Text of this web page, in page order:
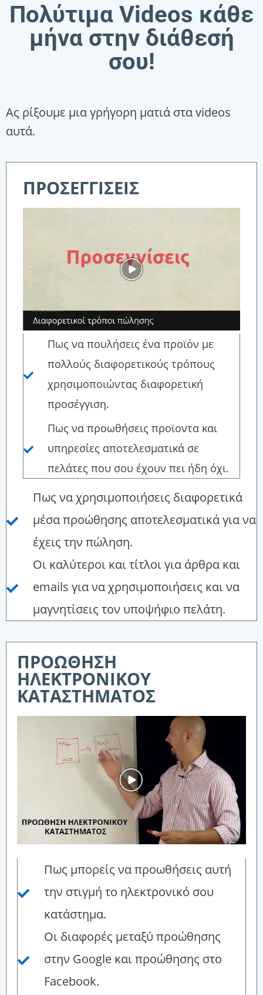
Πολύτιμα Videos κάθε
μήνα στην διάθεσή
σου!
Ας ρίξουμε μια γρήγορη ματιά στα videos
αυτά.
ΠΡΟΣΕΓΓΙΣΕΙΣ
Πως να πουλήσεις ένα προϊόν με
πολλούς διαφορετικούς τρόπους
χρησιμοποιώντας διαφορετική
προσέγγιση.
Πως να προωθήσεις προϊοντα και
υπηρεσίες αποτελεσματικά σε
πελάτες που σου έχουν πει ήδη όχι.
Πως να χρησιμοποιήσεις διαφορετικά
μέσα προώθησης αποτελεσματικά για να
έχεις την πώληση.
Οι καλύτεροι και τίτλοι για άρθρα και
emails για να χρησιμοποιήσεις και να
μαγνητίσεις τον υποψήφιο πελάτη.
ΠΡΟΩΘΗΣΗ
ΗΛΕΚΤΡΟΝΙΚΟΥ
ΚΑΤΑΣΤΗΜΑΤΟΣ
Πως μπορείς να προωθήσεις αυτή
την στιγμή το ηλεκτρονικό σου
κατάστημα.
Οι διαφορές μεταξύ προώθησης
στην Google και προώθησης στο
Facebook.